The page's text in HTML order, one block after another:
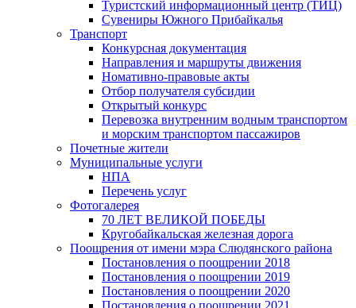
Туристский информационный центр (ТИЦ)
Сувениры Южного Прибайкалья
Транспорт
Конкурсная документация
Направления и маршруты движения
Номативно-правовые акты
Отбор получателя субсидии
Открытый конкурс
Перевозка внутренним водным транспортом
и морским транспортом пассажиров
Почетные жители
Муниципальные услуги
НПА
Перечень услуг
Фотогалерея
70 ЛЕТ ВЕЛИКОЙ ПОБЕДЫ
Кругобайкальская железная дорога
Поощрения от имени мэра Слюдянского района
Постановления о поощрении 2018
Постановления о поощрении 2019
Постановления о поощрении 2020
Постановления о поощрении 2021